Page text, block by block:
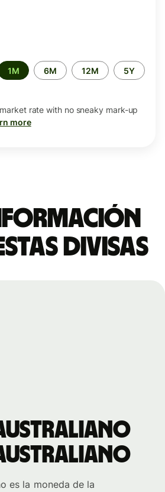
1M 6M 12M 5Y
rate with no sneaky mark-up
more
divisas
es la moneda de la